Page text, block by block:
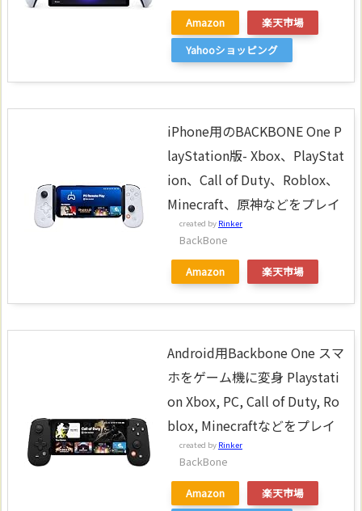
Amazon
楽天市場
Yahooショッピング
iPhone用のBACKBONE One P
layStation版- Xbox、PlayStat
ion、Call of Duty、Roblox、
Minecraft、原神などをプレイ
created by Rinker
BackBone
Amazon 楽天市場
Android用Backbone One スマ
ホをゲーム機に変身 Playstati
on Xbox, PC, Call of Duty, Ro
blox, Minecraftなどをプレイ
created by Rinker
BackBone
Amazon
楽天市場